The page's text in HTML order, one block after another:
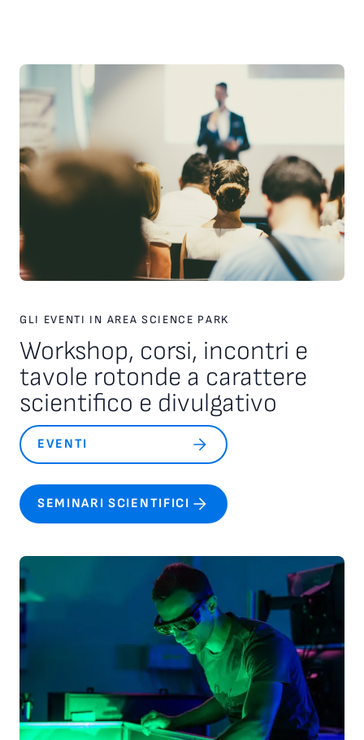
attraverso una piattaforma europea dedicata. Ampio spazio
anche al racconto di esperienze imprenditoriali concrete. In
particolare, è stata condivisa la testimonianza di Paolo Ganis,
CEO di Vitesy, realtà nata a Pordenone che in otto anni ha
costruito un percorso di crescita internazionale fondato su
innovazione, capacità di esecuzione e visione
imprenditoriale. Vitesy rappresenta un esempio concreto di
come una startup deep tech possa crescere, scalare e
competere sui mercati globali, partendo da un territorio e
valorizzando competenze, tecnologie e opportunità offerte
dagli ecosistemi dell’innovazione. Creare le condizioni perché
altre imprese possano intraprendere percorsi di crescita
simili è una delle sfide che Area Science Park intende
contribuire a raccogliere, rafforzando il proprio ruolo a
GLI EVENTI IN AREA SCIENCE PARK
Workshop, corsi, incontri e
tavole rotonde a carattere
scientifico e divulgativo
EVENTI
SEMINARI SCIENTIFICI